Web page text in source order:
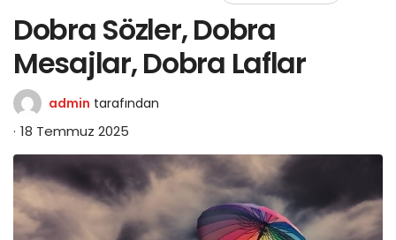
Dobra Sözler, Dobra
Mesajlar, Dobra Laflar
admin tarafından
18 Temmuz 2025